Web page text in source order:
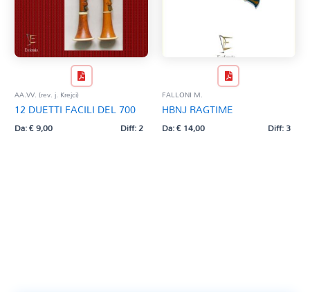
AA.VV. (rev. j. Krejci)
12 DUETTI FACILI DEL 700
Da:€9,00 Diff: 2
FALLONI M.
HBNJ RAGTIME
Da:€14,00 Diff: 3